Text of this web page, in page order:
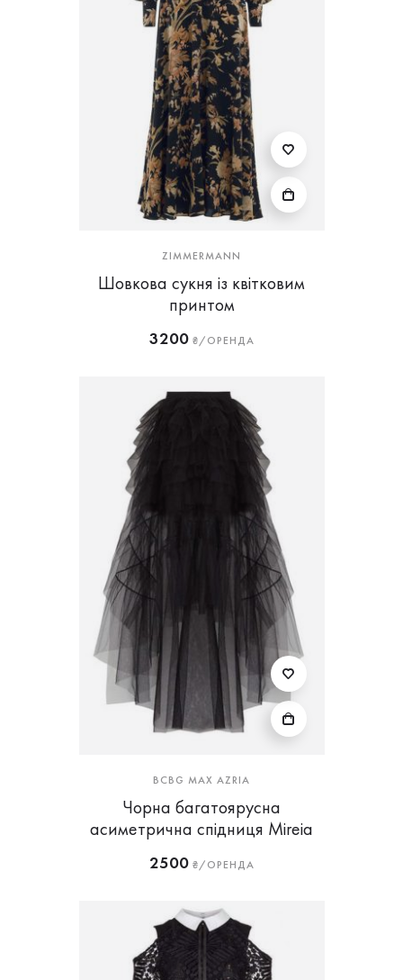
ZIMMERMANN
Шовкова сукня із квітковим
принтом
3200₴/ОРЕНДА
BCBG MAX AZRIA
Чорна багатоярусна
асиметрична спідниця Mireia
2500₴/ОРЕНДА